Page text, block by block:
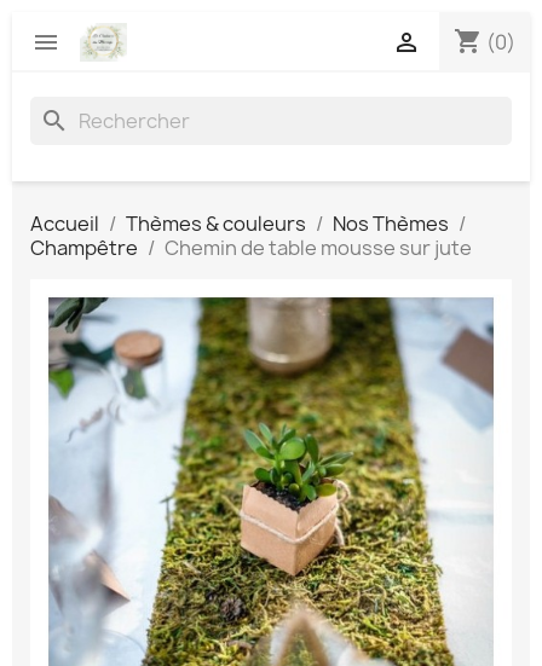
 shopping_cart (0)

search
Accueil Thèmes & couleurs
Nos Thèmes
Champêtre
Chemin de table mousse sur jute